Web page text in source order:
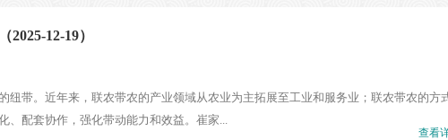
12-19）
带。近年来，联农带农的产业领域从农业为主拓展至工业和服务业；联农带农的方
、配套协作，强化带动能力和效益。崔家...
查看